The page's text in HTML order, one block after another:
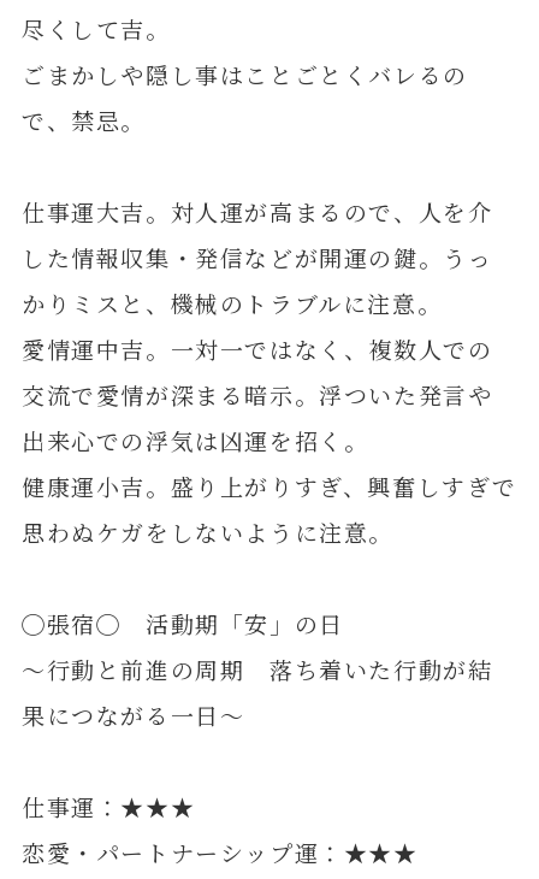
尽くして吉。
ごまかしや隠し事はことごとくバレるの
で、禁忌。
仕事運大吉。対人運が高まるので、人を介
した情報収集・発信などが開運の鍵。うっ
かりミスと、機械のトラブルに注意。
愛情運中吉。一対一ではなく、複数人での
交流で愛情が深まる暗示。浮ついた発言や
出来心での浮気は凶運を招く。
健康運小吉。盛り上がりすぎ、興奮しすぎで
思わぬケガをしないように注意。
◯張宿◯ 活動期「安」の日
～行動と前進の周期 落ち着いた行動が結
果につながる一日～
仕事運：★★★
恋愛・パートナーシップ運：★★★